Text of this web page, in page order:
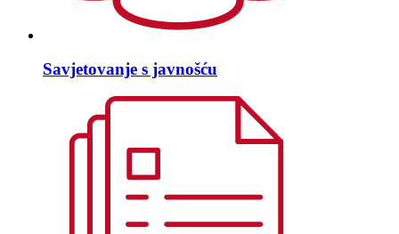
Savjetovanje s javnošću